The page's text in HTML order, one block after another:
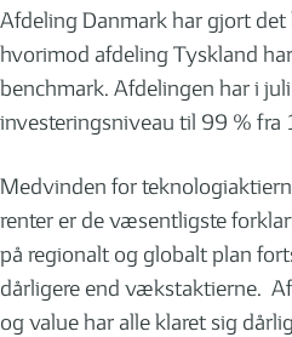
Afdeling Danmark har gjort det
hvorimod afdeling Tyskland
benchmark. Afdelingen har i
investeringsniveau til 99 % fra
Medvinden for
renter er de væsentligste
på regionalt og globalt plan
dårligere end vækstaktierne.
og value har alle klaret sig